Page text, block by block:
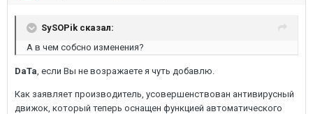
SySOPik сказал:
А в чем собсно изменения?
DaTa, если Вы не возражаете я чуть добавлю.
Как заявляет производитель, усовершенствован антивирусный
движок, который теперь оснащен функцией автоматического